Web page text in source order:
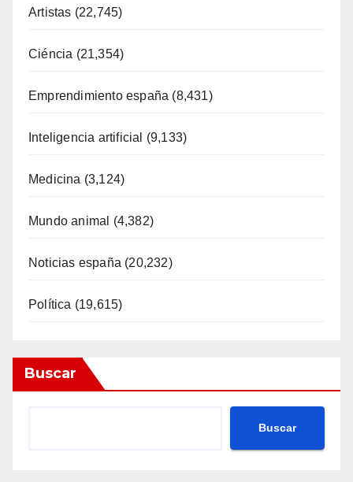
Artistas (22,745)
Ciéncia (21,354)
Emprendimiento españa (8,431)
Inteligencia artificial (9,133)
Medicina (3,124)
Mundo animal (4,382)
Noticias españa (20,232)
Política (19,615)
Buscar
Buscar